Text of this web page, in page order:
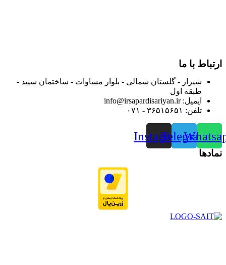
ارتباط با ما
شیراز - گلستان شمالی - بلوار مساوات - ساختمان سپید -
طبقه اول
ایمیل: info@irsapardisariyan.ir
تلفن: ۳۶۵۱۵۶۵۱ - ۰۷۱
Telegram
Instagram
نمادها